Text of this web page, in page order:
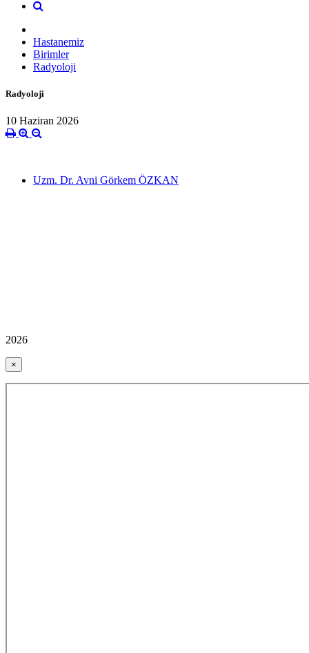
Hastanemiz
Birimler
Radyoloji
Radyoloji
10 Haziran 2026
Uzm. Dr. Avni Görkem ÖZKAN
2026
×